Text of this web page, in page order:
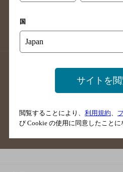
沖縄県のバ
店舗登録方法のご案内
店
掲載店舗様
ご意見
国
サイトを
閲覧することにより、 利用規約
び Cookie の使用に同意したことに